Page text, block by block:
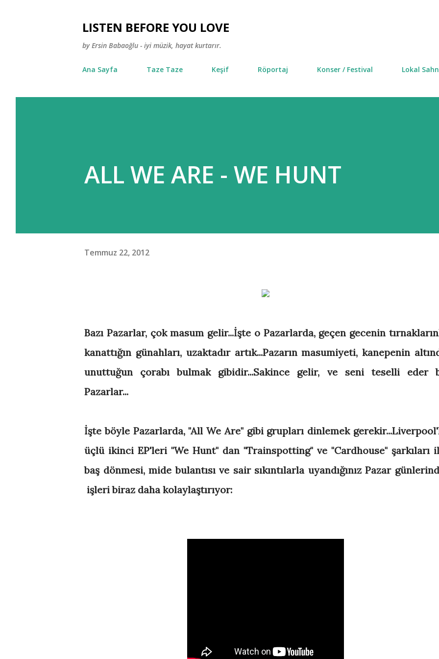
LISTEN BEFORE YOU LOVE
by Ersin Babaoğlu - iyi müzik, hayat kurtarır.
Ana Sayfa Taze Taze Keşif Röportaj Konser / Festival Lokal
ALL WE ARE - WE HUNT
Temmuz 22, 2012
Bazı Pazarlar, çok masum gelir...İşte o Pazarlarda, geçen gecenin
kanattığın günahları, uzaktadır artık...Pazarın masumiyeti, kanepenin
unuttuğun çorabı bulmak gibidir...Sakince gelir, ve seni teselli eder
Pazarlar...
İşte böyle Pazarlarda, "All We Are" gibi grupları dinlemek
üçlü ikinci EP'leri "We Hunt" dan "Trainspotting" ve "Cardhouse" şarkıları
baş dönmesi, mide bulantısı ve sair sıkıntılarla uyandığınız Pazar
işleri biraz daha kolaylaştırıyor: